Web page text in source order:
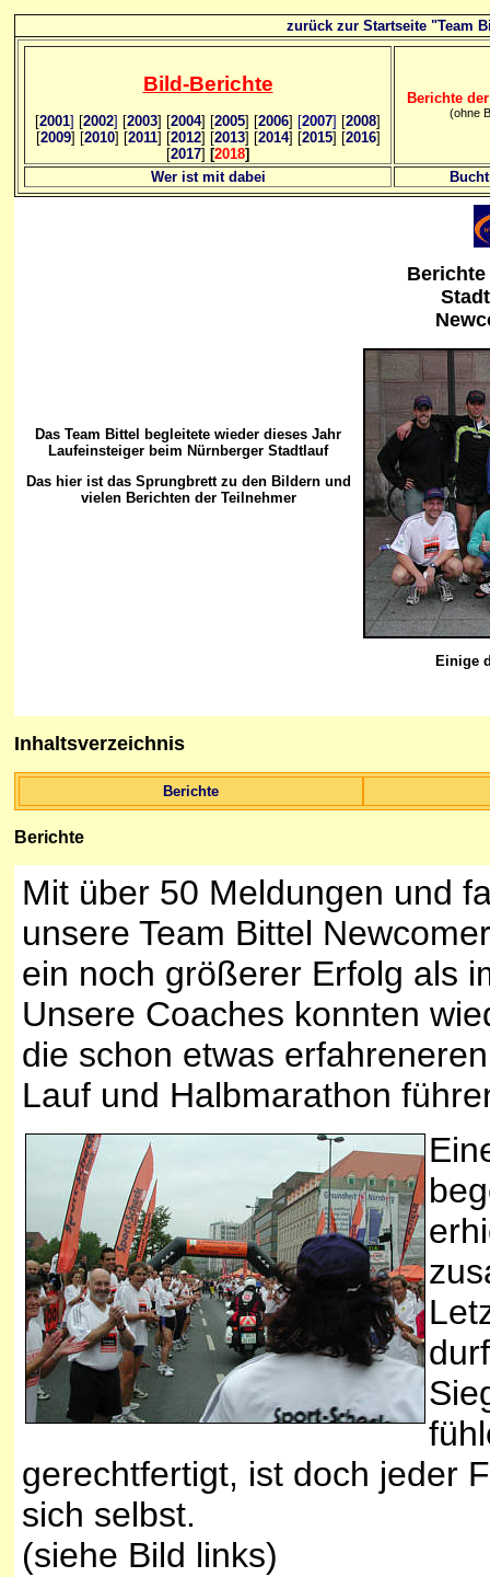
zurück zur Startseite "Team
Bild-Berichte
[2001] [2002] [2003] [2004] [2005] [2006] [2007] [2008]
[2009] [2010] [2011] [2012] [2013] [2014] [2015] [2016]
[2017] [2018]
Berichte
(ohne
Wer ist mit dabei
Das Team Bittel begleitete wieder dieses Jahr
Laufeinsteiger beim Nürnberger Stadtlauf
Das hier ist das Sprungbrett zu den Bildern und
vielen Berichten der Teilnehmer
Einige
Inhaltsverzeichnis
Berichte
Berichte
Mit über 50 Meldungen und
unsere Team Bittel
ein noch größerer Erfolg als
Unsere Coaches konnten
die schon etwas
Lauf und Halbmarathon
gerechtfertigt, ist doch jeder
sich selbst.
(siehe Bild links)